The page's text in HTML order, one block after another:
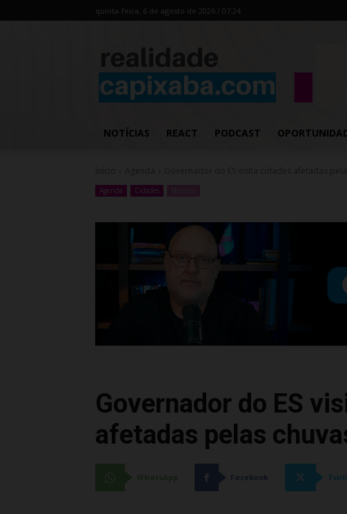
quinta-feira, 6 de agosto de 2026 / 07:24
NOTÍCIAS REACT PODCAST
Agenda Cidades
Governador do ES
afetadas pelas
Facebook